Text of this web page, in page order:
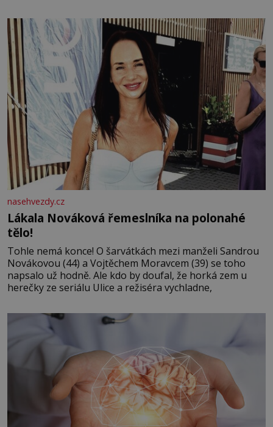
tisíc příslušnic svého včelstva, vznikne jeden z
nejdokonalejších organismů
nasehvezdy.cz
Lákala Nováková řemeslníka na polonahé
tělo!
Tohle nemá konce! O šarvátkách mezi manželi Sandrou
Novákovou (44) a Vojtěchem Moravcem (39) se toho
napsalo už hodně. Ale kdo by doufal, že horká zem u
herečky ze seriálu Ulice a režiséra vychladne,